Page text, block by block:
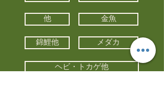
他 金魚
錦鯉他 メダカ
ヘビ・トカゲ他